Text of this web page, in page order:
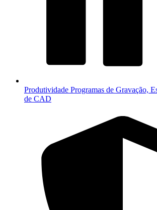
Produtividade Programas de Gravação,
de CAD